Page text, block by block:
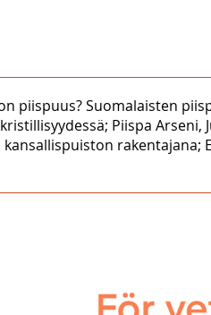
piispuus? Suomalaisten
Piispa Arseni,
rakentajana;